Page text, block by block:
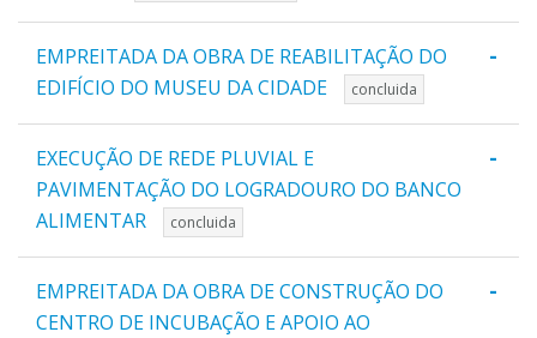
-
EMPREITADA DA OBRA DE REABILITAÇÃO DO
EDIFÍCIO DO MUSEU DA CIDADE
concluida
-
EXECUÇÃO DE REDE PLUVIAL E
PAVIMENTAÇÃO DO LOGRADOURO DO BANCO
ALIMENTAR
concluida
-
EMPREITADA DA OBRA DE CONSTRUÇÃO DO
CENTRO DE INCUBAÇÃO E APOIO AO